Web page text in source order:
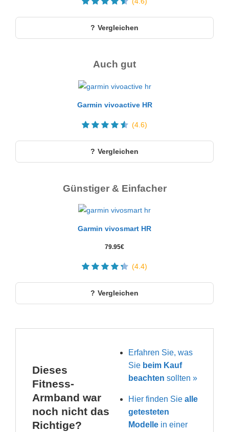
Vergleichen
Auch gut
Garmin vivoactive HR
(4.6)
Vergleichen
Günstiger & Einfacher
Garmin vivosmart HR
79.95€
(4.4)
Vergleichen
Dieses
Fitness-
Armband war
noch nicht das
Richtige?
Erfahren Sie, was
Sie beim Kauf
beachten sollten »
Hier finden Siealle
getesteten
Modelle in einer